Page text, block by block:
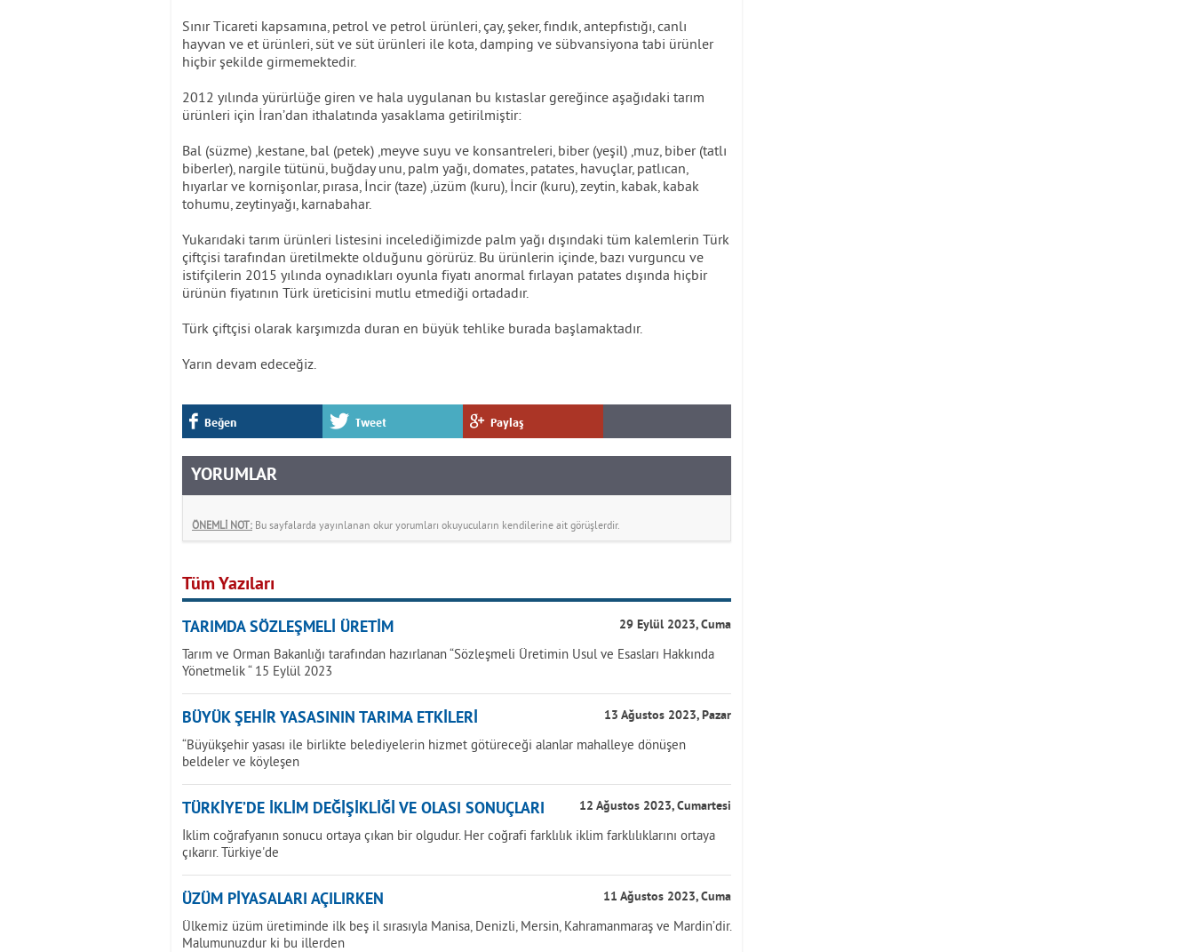
Sınır Ticareti kapsamına, petrol ve petrol ürünleri, çay, şeker, fındık, antepfıstığı, canlı
hayvan ve et ürünleri, süt ve süt ürünleri ile kota, damping ve sübvansiyona tabi ürünler
hiçbir şekilde girmemektedir.
2012 yılında yürürlüğe giren ve hala uygulanan bu kıstaslar gereğince aşağıdaki tarım
ürünleri için İran’dan ithalatında yasaklama getirilmiştir:
Bal (süzme) ,kestane, bal (petek) ,meyve suyu ve konsantreleri, biber (yeşil) ,muz, biber (tatlı
biberler), nargile tütünü, buğday unu, palm yağı, domates, patates, havuçlar, patlıcan,
hıyarlar ve kornişonlar, pırasa, İncir (taze) ,üzüm (kuru), İncir (kuru), zeytin, kabak, kabak
tohumu, zeytinyağı, karnabahar.
Yukarıdaki tarım ürünleri listesini incelediğimizde palm yağı dışındaki tüm kalemlerin Türk
çiftçisi tarafından üretilmekte olduğunu görürüz. Bu ürünlerin içinde, bazı vurguncu ve
istifçilerin 2015 yılında oynadıkları oyunla fiyatı anormal fırlayan patates dışında hiçbir
ürünün fiyatının Türk üreticisini mutlu etmediği ortadadır.
Türk çiftçisi olarak karşımızda duran en büyük tehlike burada başlamaktadır.
Yarın devam edeceğiz.
Beğen Tweet Paylaş
YORUMLAR
ÖNEMLİ NOT: Bu sayfalarda yayınlanan okur yorumları okuyucuların kendilerine ait görüşlerdir.
Tüm Yazıları
TARIMDA SÖZLEŞMELİ ÜRETİM 29 Eylül 2023, Cuma
Tarım ve Orman Bakanlığı tarafından hazırlanan “Sözleşmeli Üretimin Usul ve Esasları Hakkında
Yönetmelik “ 15 Eylül 2023
BÜYÜK ŞEHİR YASASININ TARIMA ETKİLERİ 13 Ağustos 2023, Pazar
“Büyükşehir yasası ile birlikte belediyelerin hizmet götüreceği alanlar mahalleye dönüşen
beldeler ve köyleşen
TÜRKİYE’DE İKLİM DEĞİŞİKLİĞİ VE OLASI SONUÇLARI 12 Ağustos 2023, Cumartesi
İklim coğrafyanın sonucu ortaya çıkan bir olgudur. Her coğrafi farklılık iklim farklılıklarını ortaya
çıkarır. Türkiye'de
ÜZÜM PİYASALARI AÇILIRKEN 11 Ağustos 2023, Cuma
Ülkemiz üzüm üretiminde ilk beş il sırasıyla Manisa, Denizli, Mersin, Kahramanmaraş ve Mardin’dir.
Malumunuzdur ki bu illerden